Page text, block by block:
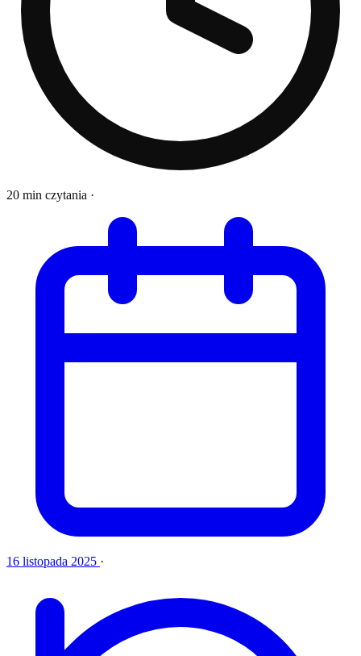
20 min czytania ·
16 listopada 2025 ·